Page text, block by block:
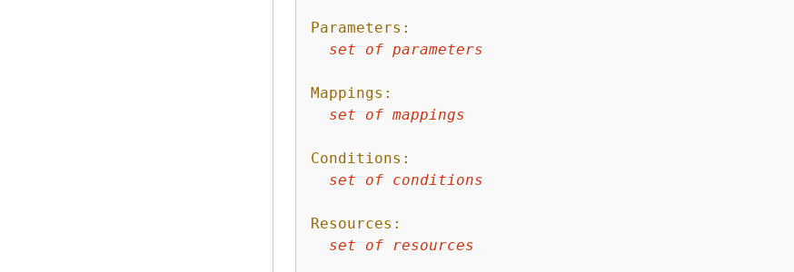
Parameters:
set
of parameters
Mappings:
set
of mappings
Conditions:
set
of conditions
Resources:
set
of resources